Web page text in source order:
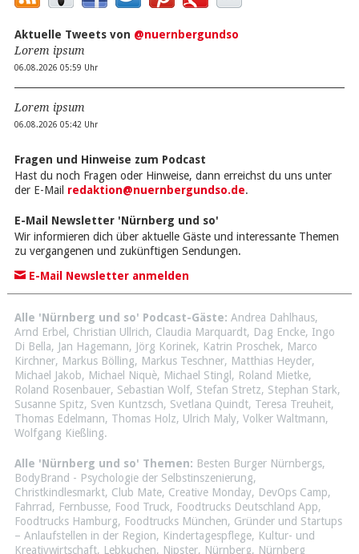
Aktuelle Tweets von @nuernbergundso
Lorem ipsum
06.08.2026 05:59 Uhr
Lorem ipsum
06.08.2026 05:42 Uhr
Fragen und Hinweise zum Podcast
Hast du noch Fragen oder Hinweise, dann erreichst du uns unter
der E-Mail redaktion@nuernbergundso.de.
E-Mail Newsletter 'Nürnberg und so'
Wir informieren dich über aktuelle Gäste und interessante Themen
zu vergangenen und zukünftigen Sendungen.
E-Mail Newsletter anmelden
Alle 'Nürnberg und so' Podcast-Gäste: Andrea Dahlhaus,
Arnd Erbel , Christian Ullrich, Claudia Marquardt, Dag Encke, Ingo
Di Bella, Jan Hagemann, Jörg Korinek, Katrin Proschek, Marco
Kirchner, Markus Bölling, Markus Teschner, Matthias Heyder,
Michael Jakob, Michael Niquè, Michael Stingl , Roland Mietke,
Roland Rosenbauer, Sebastian Wolf, Stefan Stretz, Stephan Stark,
Susanne Spitz, Sven Kuntzsch, Svetlana Quindt, Teresa Treuheit,
Thomas Edelmann, Thomas Holz, Ulrich Maly, Volker Waltmann,
Wolfgang Kießling.
Alle 'Nürnberg und so' Themen: Besten Burger Nürnbergs,
BodyBrand - Psychologie der Selbstinszenierung,
Christkindlesmarkt, Club Mate, Creative Monday, DevOps Camp,
Fahrrad, Fernbusse, Food Truck, Foodtrucks Deutschland App,
Foodtrucks Hamburg, Foodtrucks München, Gründer und Startups
– Anlaufstellen in der Region, Kindertagespflege, Kultur- und
Kreativwirtschaft, Lebkuchen, Nipster, Nürnberg, Nürnberg